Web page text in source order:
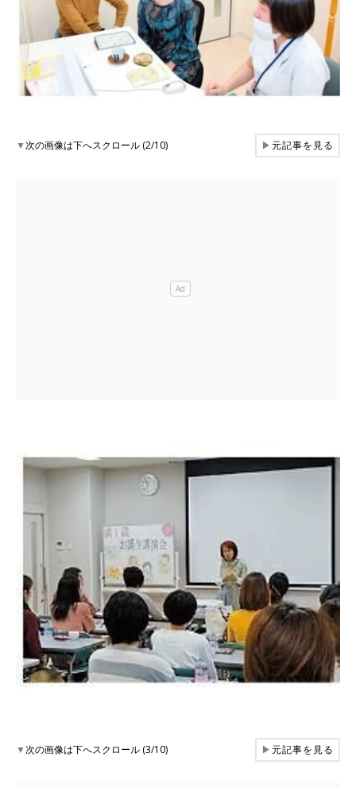
▼次の画像は下へスクロール (2/10) ▶元記事を見る
▼次の画像は下へスクロール (3/10) ▶元記事を見る